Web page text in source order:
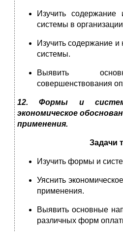
Изучить содержание
системы в
Изучить содержание
системы.
Выявить
совершенствования
12. Формы и
экономическое
применения.
Задачи
Изучить формы и
Уяснить
применения.
Выявить основные
различных форм